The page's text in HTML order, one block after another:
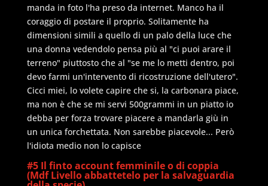
manda in foto l'ha preso da internet. Manco ha il
coraggio di postare il proprio. Solitamente ha
dimensioni simili a quello di un palo della luce che
una donna vedendolo pensa più al "ci puoi arare il
terreno" piuttosto che al "se me lo metti dentro, poi
devo farmi un'intervento di ricostruzione dell'utero".
Cicci miei, lo volete capire che si, la carbonara piace,
ma non è che se mi servi 500grammi in un piatto io
debba per forza trovare piacere a mandarla giù in
un unica forchettata. Non sarebbe piacevole... Però
l'idiota medio non lo capisce
#5 Il finto account femminile o di coppia
(Mdf Livello abbattetelo per la salvaguardia